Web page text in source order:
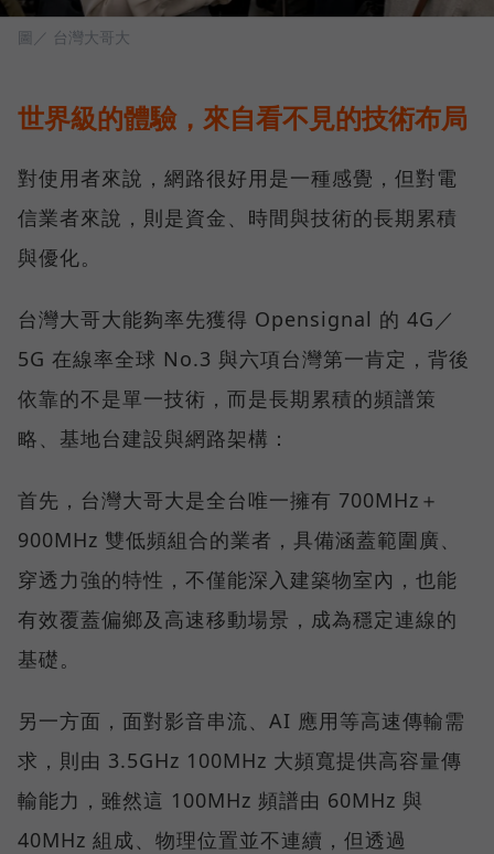
圖／ 台灣大哥大
世界級的體驗，來自看不見的技術布局
對使用者來說，網路很好用是一種感覺，但對電
信業者來說，則是資金、時間與技術的長期累積
與優化。
台灣大哥大能夠率先獲得 Opensignal 的 4G／
5G 在線率全球 No.3 與六項台灣第一肯定，背後
依靠的不是單一技術，而是長期累積的頻譜策
略、基地台建設與網路架構：
首先，台灣大哥大是全台唯一擁有 700MHz＋
900MHz 雙低頻組合的業者，具備涵蓋範圍廣、
穿透力強的特性，不僅能深入建築物室內，也能
有效覆蓋偏鄉及高速移動場景，成為穩定連線的
基礎。
另一方面，面對影音串流、AI 應用等高速傳輸需
求，則由 3.5GHz 100MHz 大頻寬提供高容量傳
輸能力，雖然這 100MHz 頻譜由 60MHz 與
40MHz 組成、物理位置並不連續，但透過